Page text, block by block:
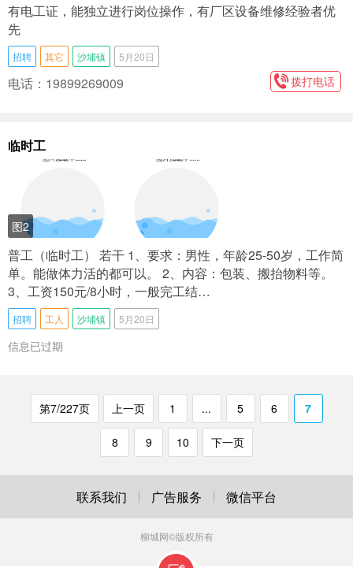
有电工证，能独立进行岗位操作，有厂区设备维修经验者优
先
招聘 其它 沙埔镇 5月20日
电话：19899269009 拨打电话
临时工
图2
普工（临时工） 若干 1、要求：男性，年龄25-50岁，工作简
单。能做体力活的都可以。 2、内容：包装、搬抬物料等。
3、工资150元/8小时，一般完工结…
招聘 工人 沙埔镇 5月20日
信息已过期
第7/227页 上一页 1 ... 5 6 7
8 9 10 下一页
联系我们 广告服务 微信平台
柳城网©版权所有